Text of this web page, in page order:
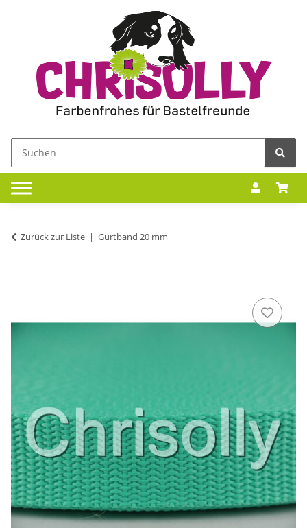
Zurück zur Liste Gurtband 20 mm